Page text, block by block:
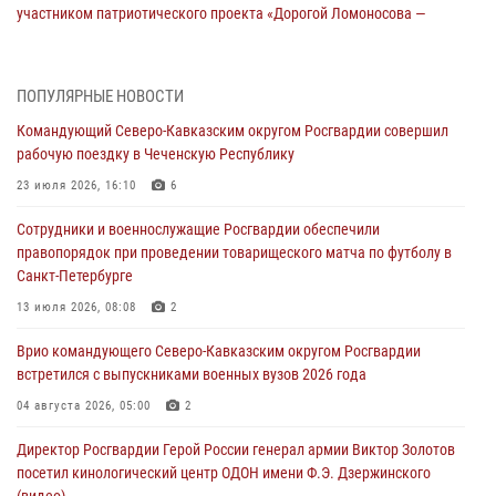
участником патриотического проекта «Дорогой Ломоносова —
настольному теннису ко Дню физкультурника
08 августа 2026, 07:00
Кузбассе
08 августа 2026, 07:00
В Москве росгвардейцы оказали помощь медикам и девушке с
08 августа 2026, 06:32 1
Спецназ Росгвардии в Марий Эл почтил память товарища на
08 августа 2026, 06:15
ПОПУЛЯРНЫЕ НОВОСТИ
Командующий Северо-Кавказским округом Росгвардии совершил
рабочую поездку в Чеченскую Республику
23 июля 2026, 16:10 6
Сотрудники и военнослужащие Росгвардии обеспечили
правопорядок при проведении товарищеского матча по футболу в
Санкт-Петербурге
13 июля 2026, 08:08 2
Врио командующего Северо-Кавказским округом Росгвардии
встретился с выпускниками военных вузов 2026 года
04 августа 2026, 05:00 2
Директор Росгвардии Герой России генерал армии Виктор Золотов
посетил кинологический центр ОДОН имени Ф.Э. Дзержинского